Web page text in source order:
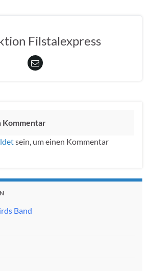
Filstalexpress
Kommentar
sein, um einen Kommentar
Band